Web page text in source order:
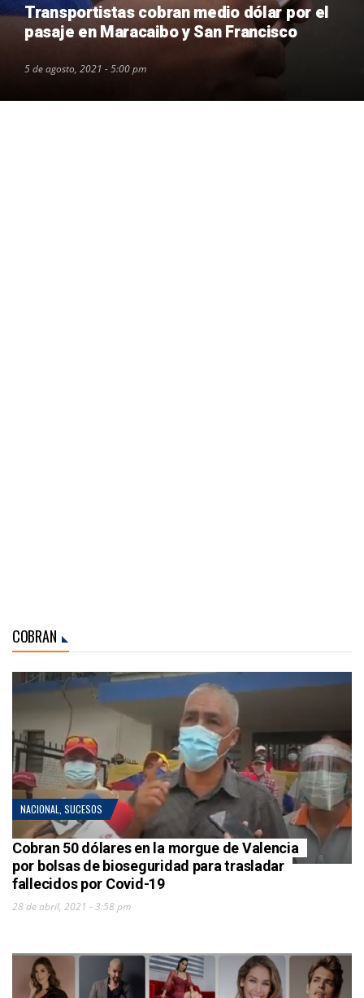
Transportistas cobran medio dólar por el
pasaje en Maracaibo y San Francisco
5 de agosto, 2021 - 5:00 pm
COBRAN
NACIONAL SUCESOS
Cobran 50 dólares en la morgue de Valencia
por bolsas de bioseguridad para trasladar
fallecidos por Covid-19
28 de abril, 2021 - 3:58 pm